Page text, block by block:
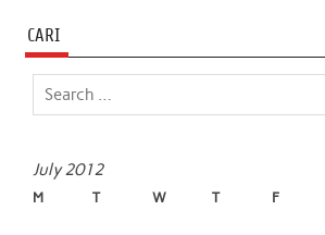
o
o
e
r
A
d
CARI
July 2012
M T W T F